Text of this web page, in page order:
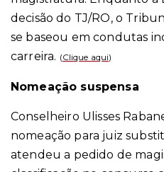
decisão do TJ/RO, o
se baseou em condutas
carreira. (Clique aqui)
Nomeação suspensa
Conselheiro Ulisses
nomeação para juiz
atendeu a pedido de